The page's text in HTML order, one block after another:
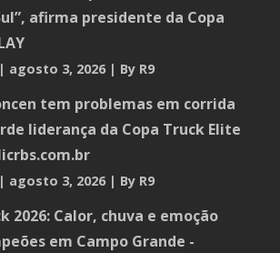
afirma presidente da Copa
agosto 3, 2026 By R9
tem problemas em corrida
liderança da Copa Truck Elite
agosto 3, 2026 By R9
2026: Calor, chuva e emoção
em Campo Grande -